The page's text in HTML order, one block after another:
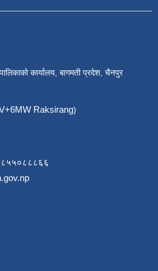
कार्यालय, बागमती प्रदेश, चैनपुर
Raksirang)